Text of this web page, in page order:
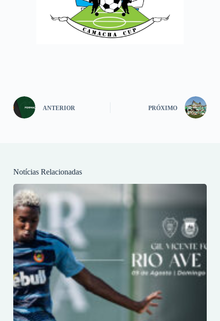
ANTERIOR PRÓXIMO
Notícias Relacionadas